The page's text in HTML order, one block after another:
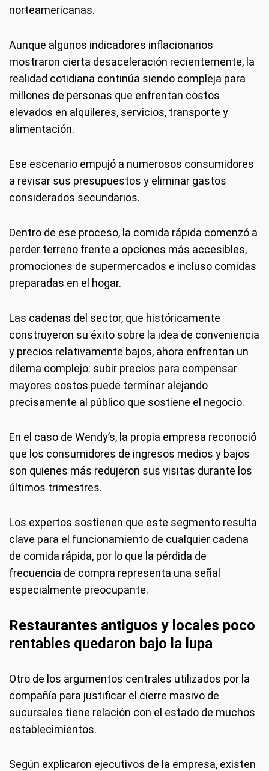
norteamericanas.
Aunque algunos indicadores inflacionarios
mostraron cierta desaceleración recientemente, la
realidad cotidiana continúa siendo compleja para
millones de personas que enfrentan costos
elevados en alquileres, servicios, transporte y
alimentación.
Ese escenario empujó a numerosos consumidores
a revisar sus presupuestos y eliminar gastos
considerados secundarios.
Dentro de ese proceso, la comida rápida comenzó a
perder terreno frente a opciones más accesibles,
promociones de supermercados e incluso comidas
preparadas en el hogar.
Las cadenas del sector, que históricamente
construyeron su éxito sobre la idea de conveniencia
y precios relativamente bajos, ahora enfrentan un
dilema complejo: subir precios para compensar
mayores costos puede terminar alejando
precisamente al público que sostiene el negocio.
En el caso de Wendy’s, la propia empresa reconoció
que los consumidores de ingresos medios y bajos
son quienes más redujeron sus visitas durante los
últimos trimestres.
Los expertos sostienen que este segmento resulta
clave para el funcionamiento de cualquier cadena
de comida rápida, por lo que la pérdida de
frecuencia de compra representa una señal
especialmente preocupante.
Restaurantes antiguos y locales poco
rentables quedaron bajo la lupa
Otro de los argumentos centrales utilizados por la
compañía para justificar el cierre masivo de
sucursales tiene relación con el estado de muchos
establecimientos.
Según explicaron ejecutivos de la empresa, existen